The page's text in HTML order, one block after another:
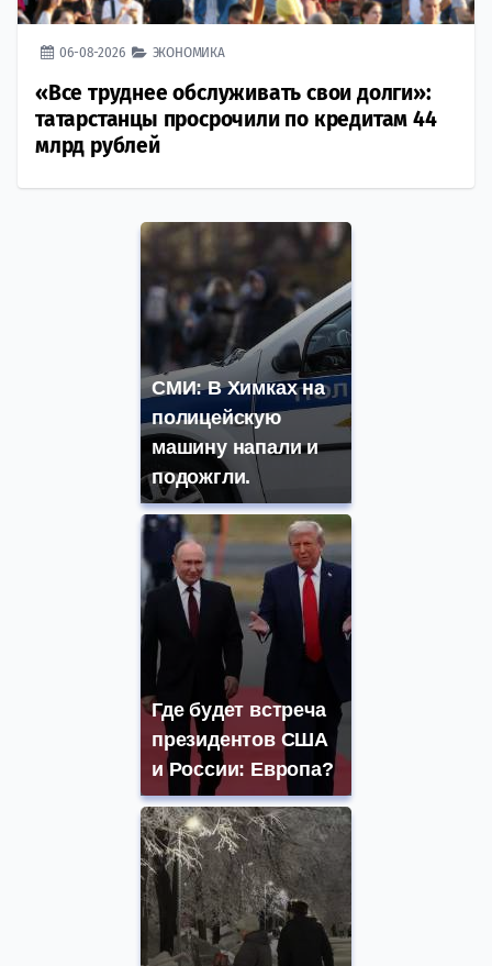
06-08-2026 ЭКОНОМИКА
«Все труднее обслуживать свои долги»:
татарстанцы просрочили по кредитам 44
млрд рублей
СМИ: В Химках на
полицейскую
машину напали и
подожгли.
Где будет встреча
президентов США
и России: Европа?